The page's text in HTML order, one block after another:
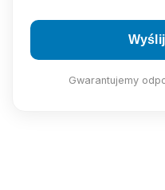
Gwarantujemy